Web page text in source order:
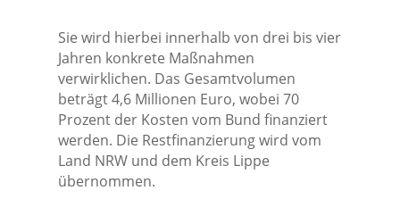
Sie wird hierbei innerhalb von drei bis vier
Jahren konkrete Maßnahmen
verwirklichen. Das Gesamtvolumen
beträgt 4,6 Millionen Euro, wobei 70
Prozent der Kosten vom Bund finanziert
werden. Die Restfinanzierung wird vom
Land NRW und dem Kreis Lippe
übernommen.